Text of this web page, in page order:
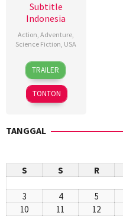
Subtitle
Indonesia
Action,Adventure,
Science Fiction, USA
6
Jun
2023
Esteban
Sánchez
TRAILER
TONTON
TANGGAL
S
S R
3
4 5
10
11 12